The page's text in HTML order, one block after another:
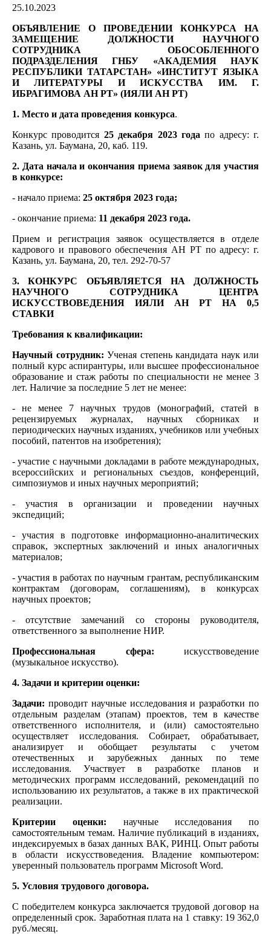
25.10.2023
ОБЪЯВЛЕНИЕ О ПРОВЕДЕНИИ КОНКУРСА НА
ЗАМЕЩЕНИЕ ДОЛЖНОСТИ НАУЧНОГО
СОТРУДНИКА ОБОСОБЛЕННОГО
ПОДРАЗДЕЛЕНИЯ ГНБУ «АКАДЕМИЯ НАУК
РЕСПУБЛИКИ ТАТАРСТАН» «ИНСТИТУТ ЯЗЫКА
И ЛИТЕРАТУРЫ И ИСКУССТВА ИМ. Г.
ИБРАГИМОВА АН РТ» (ИЯЛИ АН РТ)
1. Место и дата проведения конкурса.
Конкурс проводится 25 декабря 2023 года по адресу: г.
Казань, ул. Баумана, 20, каб. 119.
2. Дата начала и окончания приема заявок для участия
в конкурсе:
- начало приема: 25 октября 2023 года;
- окончание приема: 11 декабря 2023 года.
Прием и регистрация заявок осуществляется в отделе
кадрового и правового обеспечения АН РТ по адресу: г.
Казань, ул. Баумана, 20, тел. 292-70-57
3. КОНКУРС ОБЪЯВЛЯЕТСЯ НА ДОЛЖНОСТЬ
НАУЧНОГО СОТРУДНИКА ЦЕНТРА
ИСКУССТВОВЕДЕНИЯ ИЯЛИ АН РТ НА 0,5
СТАВКИ
Требования к квалификации:
Научный сотрудник: Ученая степень кандидата наук или
полный курс аспирантуры, или высшее профессиональное
образование и стаж работы по специальности не менее 3
лет. Наличие за последние 5 лет не менее:
- не менее 7 научных трудов (монографий, статей в
рецензируемых журналах, научных сборниках и
периодических научных изданиях, учебников или учебных
пособий, патентов на изобретения);
- участие с научными докладами в работе международных,
всероссийских и региональных съездов, конференций,
симпозиумов и иных научных мероприятий;
- участия в организации и проведении научных
экспедиций;
- участия в подготовке информационно-аналитических
справок, экспертных заключений и иных аналогичных
материалов;
- участия в работах по научным грантам, республиканским
контрактам (договорам, соглашениям), в конкурсах
научных проектов;
- отсутствие замечаний со стороны руководителя,
ответственного за выполнение НИР.
Профессиональная сфера: искусствоведение
(музыкальное искусство).
4. Задачи и критерии оценки:
Задачи: проводит научные исследования и разработки по
отдельным разделам (этапам) проектов, тем в качестве
ответственного исполнителя, и (или) самостоятельно
осуществляет исследования. Собирает, обрабатывает,
анализирует и обобщает результаты с учетом
отечественных и зарубежных данных по теме
исследования. Участвует в разработке планов и
методических программ исследований, рекомендаций по
использованию их результатов, а также в их практической
реализации.
Критерии оценки: научные исследования по
самостоятельным темам. Наличие публикаций в изданиях,
индексируемых в базах данных ВАК, РИНЦ. Опыт работы
в области искусствоведения. Владение компьютером:
уверенный пользователь программ Microsoft Word.
5. Условия трудового договора.
С победителем конкурса заключается трудовой договор на
определенный срок. Заработная плата на 1 ставку: 19 362,0
руб./месяц.